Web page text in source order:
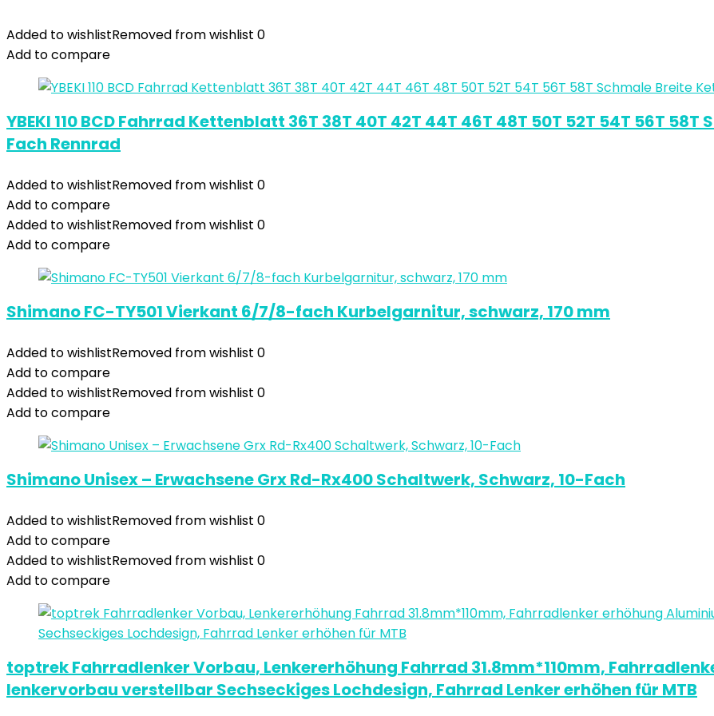
Added to wishlistRemoved from wishlist 0
Add to compare
YBEKI 110 BCD Fahrrad Kettenblatt 36T 38T 40T 42T 44T 46T 48T 50T 52T 54T 56T
Fach Rennrad
Added to wishlistRemoved from wishlist 0
Add to compare
Added to wishlistRemoved from wishlist 0
Add to compare
Shimano FC-TY501 Vierkant 6/7/8-fach Kurbelgarnitur, schwarz, 170 mm
Added to wishlistRemoved from wishlist 0
Add to compare
Added to wishlistRemoved from wishlist 0
Add to compare
Shimano Unisex – Erwachsene Grx Rd-Rx400 Schaltwerk, Schwarz, 10-Fach
Added to wishlistRemoved from wishlist 0
Add to compare
Added to wishlistRemoved from wishlist 0
Add to compare
toptrek Fahrradlenker Vorbau, Lenkererhöhung Fahrrad 31.8mm*110mm,
lenkervorbau verstellbar Sechseckiges Lochdesign, Fahrrad Lenker erhöhen für MTB